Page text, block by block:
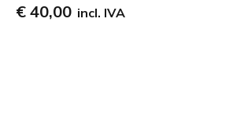
€ 40,00 incl. IVA